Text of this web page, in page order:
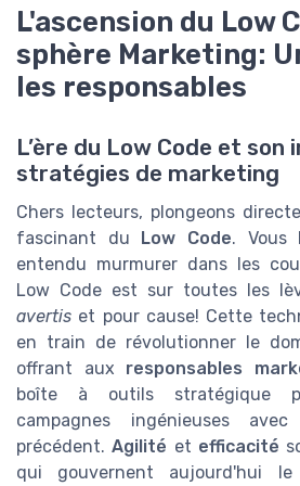
L'ascension du Low
sphère Marketing:
les responsables
L’ère du Low Code et son
stratégies de marketing
Chers lecteurs, plongeons
fascinant du Low Code. Vous
entendu murmurer dans les
Low Code est sur toutes les
avertis et pour cause! Cette
en train de révolutionner le
offrant aux responsables
boîte à outils stratégique
campagnes ingénieuses
précédent.Agilité et efficacité
qui gouvernent aujourd'hui